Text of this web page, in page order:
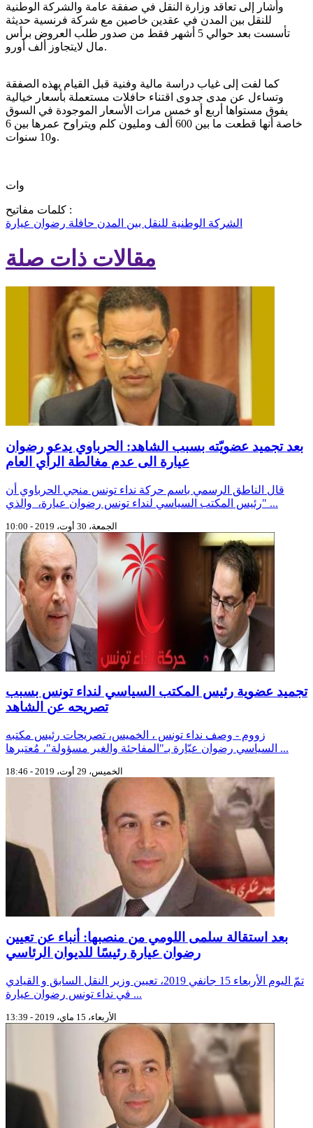
وأشار إلى تعاقد وزارة النقل في صفقة عامة والشركة الوطنية
للنقل بين المدن في عقدين خاصين مع شركة فرنسية حديثة
تأسست بعد حوالي 5 أشهر فقط من صدور طلب العروض برأس
مال لايتجاوز ألف أورو.
كما لفت إلى غياب دراسة مالية وفنية قبل القيام بهذه الصفقة
وتساءل عن مدى جدوى اقتناء حافلات مستعملة بأسعار خيالية
يفوق مستواها أربع أو خمس مرات الأسعار الموجودة في السوق
خاصة أنها قطعت ما بين 600 ألف ومليون كلم ويتراوح عمرها بين 6
و10 سنوات.
وات
كلمات مفاتيح :
الشركة الوطنية للنقل بين المدن حافلة رضوان عيارة
مقالات ذات صلة
بعد تجميد عضويّته بسبب الشاهد: الحرباوي يدعو رضوان
عيارة الى عدم مغالطة الرأي العام
قال الناطق الرسمي باسم حركة نداء تونس منجي الحرباوي أن
"رئيس المكتب السياسي لنداء تونس رضوان عيارة، والذي ...
الجمعة، 30 أوت، 2019 - 10:00
تجميد عضوية رئيس المكتب السياسي لنداء تونس بسبب
تصريحه عن الشاهد
زووم - وصف نداء تونس ، الخميس، تصريحات رئيس مكتبه
السياسي رضوان عيّارة بـ"المفاجئة والغير مسؤولة"، مُعتبرها ...
الخميس، 29 أوت، 2019 - 18:46
بعد استقالة سلمى اللومي من منصبها: أنباء عن تعيين
رضوان عيارة رئيسًا للديوان الرئاسي
تمّ اليوم الأربعاء 15 جانفي 2019، تعيين وزير النقل السابق و القيادي
في نداء تونس رضوان عيارة ...
الأربعاء، 15 ماي، 2019 - 13:39